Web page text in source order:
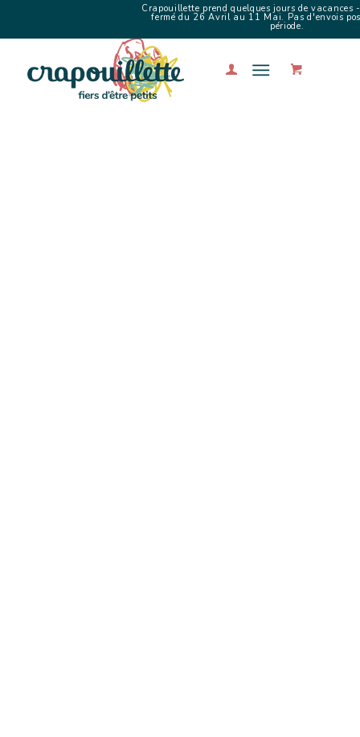
Crapouillette prend quelques jours de vacances
fermé du 26 Avril au 11 Mai. Pas d'envois
période.